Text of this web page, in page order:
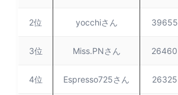
2位 yocchiさん 39655
3位 Miss.PNさん 26460
4位 Espresso725さん 26325